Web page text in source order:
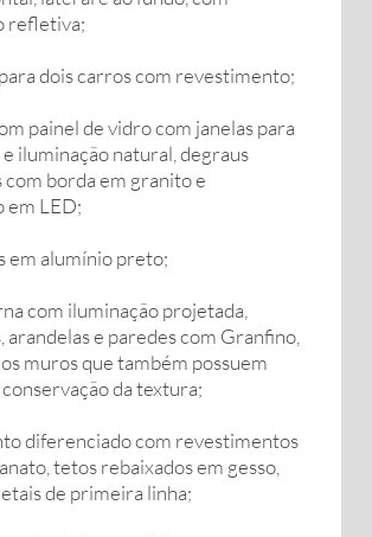
refletiva;
dois carros com revestimento;
painel de vidro com janelas para
iluminação natural, degraus
borda em granito e
em LED;
em alumínio preto;
com iluminação projetada,
arandelas e paredes com Granfino,
muros que também possuem
da textura;
diferenciado com revestimentos
tetos rebaixados em gesso,
de primeira linha;